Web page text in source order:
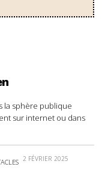
la sphère publique
sur internet ou dans
2 FÉVRIER 2025